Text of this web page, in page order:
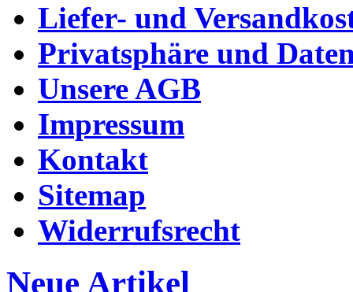
Liefer- und
Privatsphäre und
Unsere AGB
Impressum
Kontakt
Sitemap
Widerrufsrecht
Neue Artikel